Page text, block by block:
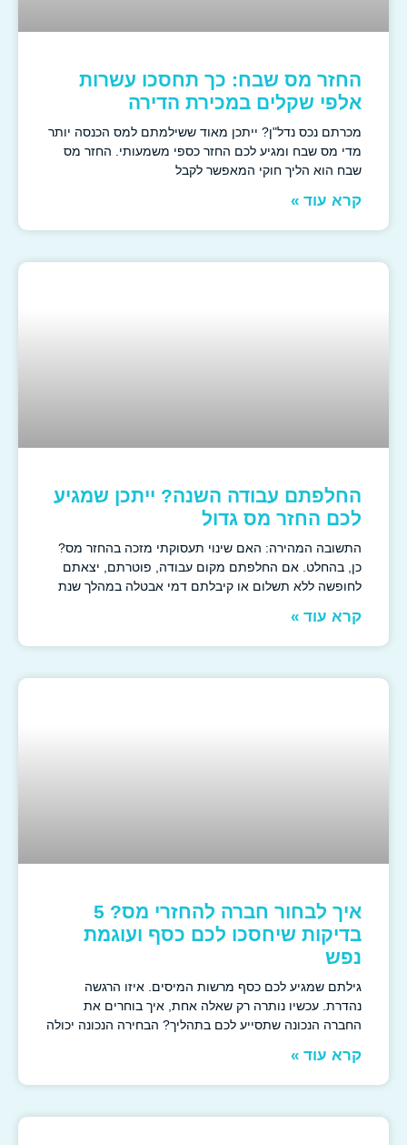
החזר מס שבח: כך תחסכו עשרות
אלפי שקלים במכירת הדירה
מכרתם נכס נדל"ן? ייתכן מאוד ששילמתם למס הכנסה יותר
מדי מס שבח ומגיע לכם החזר כספי משמעותי. החזר מס
שבח הוא הליך חוקי המאפשר לקבל
קרא עוד »
החלפתם עבודה השנה? ייתכן שמגיע
לכם החזר מס גדול
התשובה המהירה: האם שינוי תעסוקתי מזכה בהחזר מס?
כן, בהחלט. אם החלפתם מקום עבודה, פוטרתם, יצאתם
לחופשה ללא תשלום או קיבלתם דמי אבטלה במהלך שנת
קרא עוד »
איך לבחור חברה להחזרי מס? 5
בדיקות שיחסכו לכם כסף ועוגמת
נפש
גילתם שמגיע לכם כסף מרשות המיסים. איזו הרגשה
נהדרת. עכשיו נותרה רק שאלה אחת, איך בוחרים את
החברה הנכונה שתסייע לכם בתהליך? הבחירה הנכונה יכולה
קרא עוד »